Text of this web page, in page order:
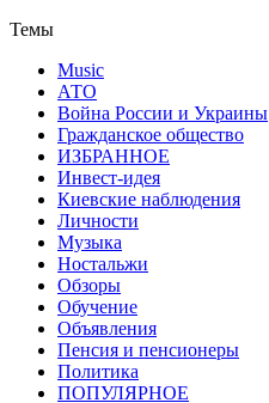
Темы
Music
АТО
Война России и Украины
Гражданское общество
ИЗБРАННОЕ
Инвест-идея
Киевские наблюдения
Личности
Музыка
Ностальжи
Обзоры
Обучение
Объявления
Пенсия и пенсионеры
Политика
ПОПУЛЯРНОЕ